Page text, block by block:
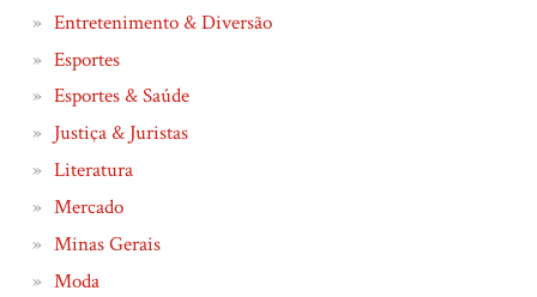
Entretenimento & Diversão
Esportes
Esportes & Saúde
Justiça & Juristas
Literatura
Mercado
Minas Gerais
Moda